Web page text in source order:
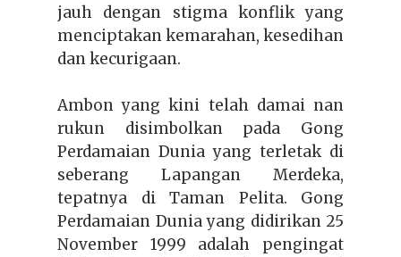
jauh dengan stigma konflik yang
menciptakan kemarahan, kesedihan
dan kecurigaan.
Ambon yang kini telah damai nan
rukun disimbolkan pada Gong
Perdamaian Dunia yang terletak di
seberang Lapangan Merdeka,
tepatnya di Taman Pelita. Gong
Perdamaian Dunia yang didirikan 25
November 1999 adalah pengingat